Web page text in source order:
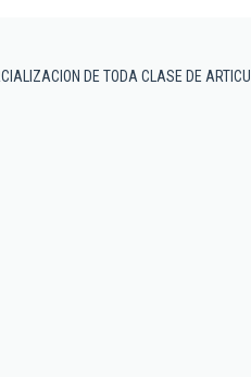
DE TODA CLASE DE